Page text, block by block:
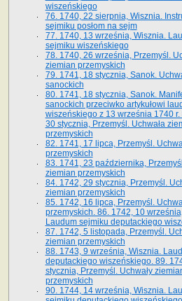
wiszeńskiego
76. 1740, 22 sierpnia, Wisznia.
sejmiku posłom na sejm
77. 1740, 13 września, Wisznia.
sejmiku wiszeńskiego
78. 1740, 26 września, Przemyśl.
ziemian przemyskich
79. 1741, 18 stycznia, Sanok.
sanockich
80. 1741, 18 stycznia, Sanok.
sanockich przeciwko artykułowi
wiszeńskiego z 13 wrze­śnia 1740 r.
30 stycznia, Przemyśl. Uchwała
przemyskich
82. 1741, 17 lipca, Przemyśl.
przemyskich
83. 1741, 23 października,
ziemian przemyskich
84. 1742, 29 stycznia, Przemyśl.
ziemian przemyskich
85. 1742, 16 lipca, Przemyśl.
przemyskich. 86. 1742, 10
Laudum sejmiku deputackiego
87. 1742, 5 listopada, Przemyśl.
ziemian przemyskich
88. 1743, 9 września, Wisznia.
deputackiego wiszeńskiego. 89.
stycznia, Przemyśl. Uchwały
przemyskich
90. 1744, 14 września, Wisznia.